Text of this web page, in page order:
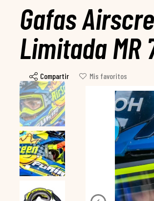
Gafas
Limitada MR
Compartir Mis favoritos